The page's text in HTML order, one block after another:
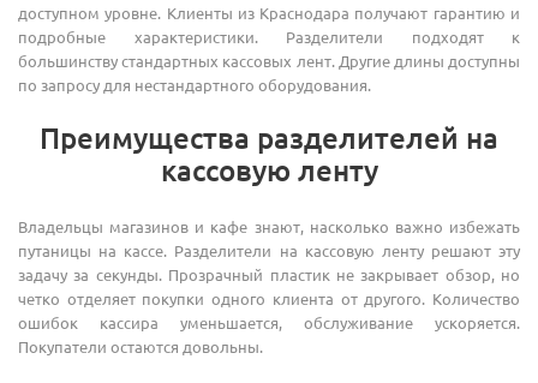
доступном уровне. Клиенты из Краснодара получают гарантию и
подробные характеристики. Разделители подходят к
большинству стандартных кассовых лент. Другие длины доступны
по запросу для нестандартного оборудования.
Преимущества разделителей на
кассовую ленту
Владельцы магазинов и кафе знают, насколько важно избежать
путаницы на кассе. Разделители на кассовую ленту решают эту
задачу за секунды. Прозрачный пластик не закрывает обзор, но
четко отделяет покупки одного клиента от другого. Количество
ошибок кассира уменьшается, обслуживание ускоряется.
Покупатели остаются довольны.